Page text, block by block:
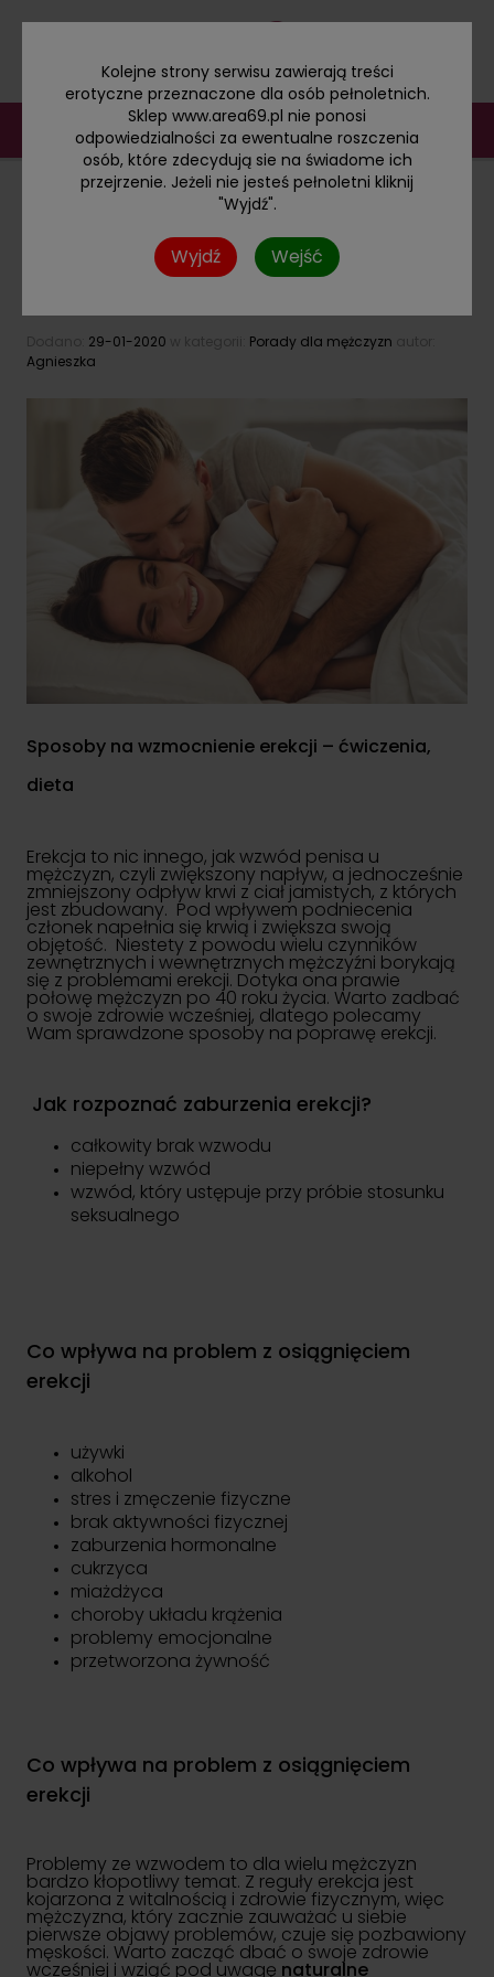
Kolejne strony serwisu zawierają treści
erotyczne przeznaczone dla osób pełnoletnich.
Sklep www.area69.pl nie ponosi
odpowiedzialności za ewentualne roszczenia
osób, które zdecydują sie na świadome ich
przejrzenie. Jeżeli nie jesteś pełnoletni kliknij
"Wyjdź".
Wyjdź Wejść
BLOG KATEGORIE
Sposoby na wzmocnienie erekcji – ćwiczenia,
29-01-2020 Porady dla mężczyzn
Agnieszka
Sposoby na wzmocnienie erekcji – ćwiczenia,
dieta
Erekcja to nic innego, jak wzwód penisa u
mężczyzn, czyli zwiększony napływ, a jednocześnie
zmniejszony odpływ krwi z ciał jamistych, z których
jest zbudowany. Pod wpływem podniecenia
członek napełnia się krwią i zwiększa swoją
objętość. Niestety z powodu wielu czynników
zewnętrznych i wewnętrznych mężczyźni borykają
się z problemami erekcji. Dotyka ona prawie
połowę mężczyzn po 40 roku życia. Warto zadbać
o swoje zdrowie wcześniej, dlatego polecamy
Wam sprawdzone sposoby na poprawę erekcji.
Jak rozpoznać zaburzenia erekcji?
całkowity brak wzwodu
niepełny wzwód
wzwód, który ustępuje przy próbie stosunku
seksualnego
Co wpływa na problem z osiągnięciem
erekcji
używki
alkohol
stres i zmęczenie fizyczne
brak aktywności fizycznej
zaburzenia hormonalne
cukrzyca
miażdżyca
choroby układu krążenia
problemy emocjonalne
przetworzona żywność
Co wpływa na problem z osiągnięciem
erekcji
Problemy ze wzwodem to dla wielu mężczyzn
bardzo kłopotliwy temat. Z reguły erekcja jest
kojarzona z witalnością i zdrowie fizycznym, więc
mężczyzna, który zacznie zauważać u siebie
pierwsze objawy problemów, czuje się pozbawiony
męskości. Warto zacząć dbać o swoje zdrowie
wcześniej i wziąć pod uwagę naturalne